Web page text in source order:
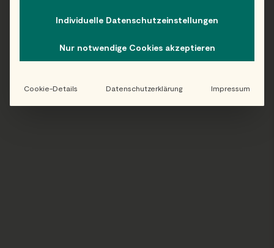
Folge uns auf Instagram!
@EATHAPPY
Individuelle Datenschutzeinstellungen
Nur notwendige Cookies akzeptieren
Cookie-Details Datenschutzerklärung Impressum